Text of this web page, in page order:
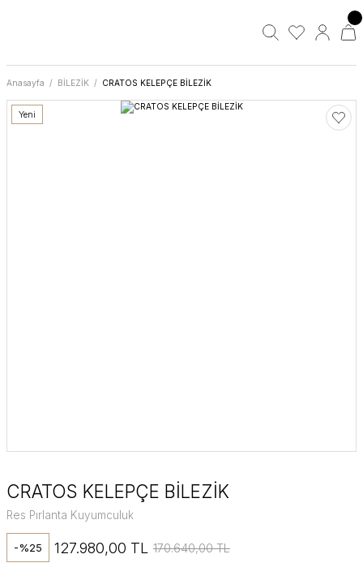
Anasayfa BİLEZİK CRATOS KELEPÇE BİLEZİK
Yeni
CRATOS KELEPÇE BİLEZİK
Res Pırlanta Kuyumculuk
-%25 127.980,00 TL 170.640,00 TL